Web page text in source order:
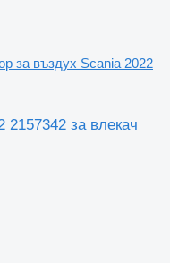
за въздух Scania 2022
2157342 за влекач